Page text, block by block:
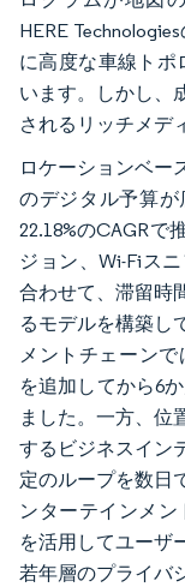
HERE
に高度な車線トポ
います。しかし、
されるリッチメデ
ロケーションベー
のデジタル予算が
22.18%のCAGRで
ジョン、Wi-Fiス
合わせて、滞留時
るモデルを構築し
メントチェーン
を追加してから6
ました。一方、位
するビジネスイン
定のループを数日
ンターテインメ
を活用してユーザ
若年層のプライバ